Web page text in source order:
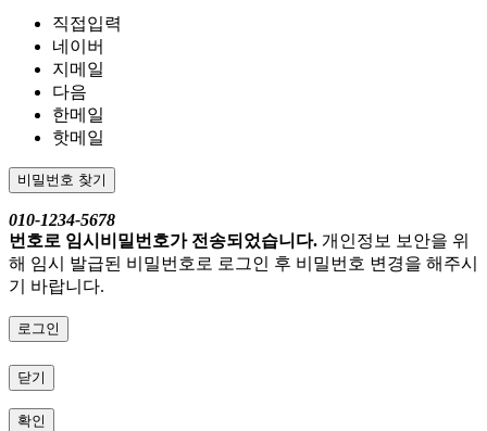
직접입력
네이버
지메일
다음
한메일
핫메일
비밀번호 찾기
010-1234-5678
번호로 임시비밀번호가 전송되었습니다. 개인정보 보안을 위
해 임시 발급된 비밀번호로 로그인 후 비밀번호 변경을 해주시
기 바랍니다.
로그인
닫기
확인